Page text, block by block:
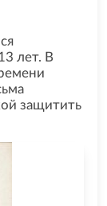
лет. В
защитить